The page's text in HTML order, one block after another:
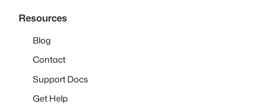
Resources
Blog
Contact
Support Docs
Get Help